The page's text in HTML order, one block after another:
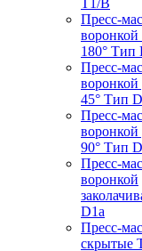
T1/B
Пресс-
180° Тип
Пресс-
воронкой
45° Тип
Пресс-
воронкой
90° Тип
Пресс-
воронкой
D1a
Пресс-
скрытые